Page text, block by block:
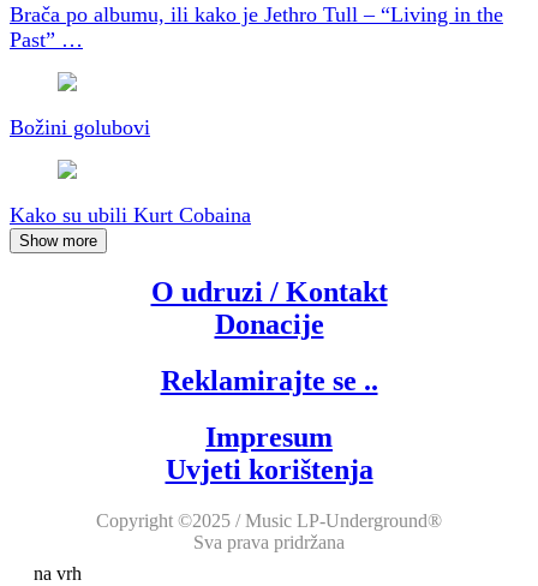
Brača po albumu, ili kako je Jethro Tull – “Living in the
Past” …
Božini golubovi
Kako su ubili Kurt Cobaina
Show more
O udruzi / Kontakt
Donacije
Reklamirajte se ..
Impresum
Uvjeti korištenja
Copyright ©2025 / Music LP-Underground®
Sva prava pridržana
na vrh